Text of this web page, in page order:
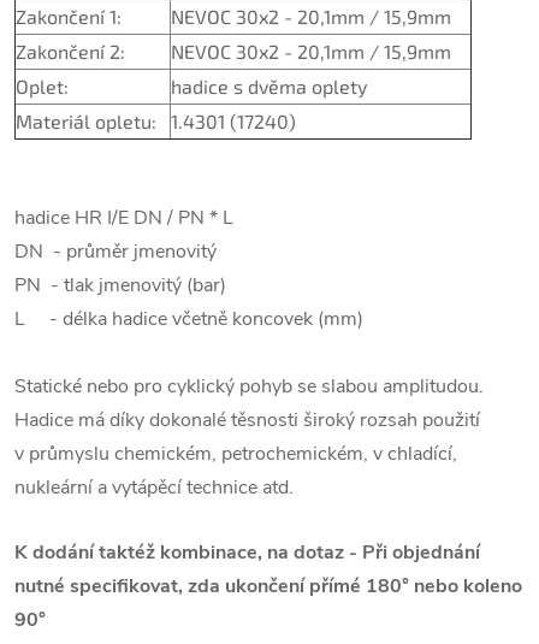
Zakončení 1:
NEVOC 30x2 - 20,1mm / 15,9mm
Zakončení 2:
NEVOC 30x2 - 20,1mm / 15,9mm
Oplet:
hadice s dvěma oplety
Materiál opletu:
1.4301 (17240)
hadice HR I/E DN / PN * L
DN - průměr jmenovitý
PN - tlak jmenovitý (bar)
L - délka hadice včetně koncovek (mm)
Statické nebo pro cyklický pohyb se slabou amplitudou.
Hadice má díky dokonalé těsnosti široký rozsah použití
v průmyslu chemickém, petrochemickém, v chladící,
nukleární a vytápěcí technice atd.
K dodání taktéž kombinace, na dotaz - Při objednání
nutné specifikovat, zda ukončení přímé 180° nebo koleno
90°